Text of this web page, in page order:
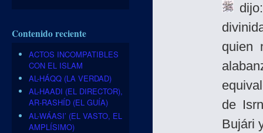
quien
de
Bujári
Contenido reciente
ACTOS INCOMPATIBLES
CON EL ISLAM
AL-HÁQQ (LA VERDAD)
AL-HAADI (EL DIRECTOR),
AR-RASHÍD (EL GUÍA)
AL-WÁASI’ (EL VASTO, EL
AMPLÍSIMO)